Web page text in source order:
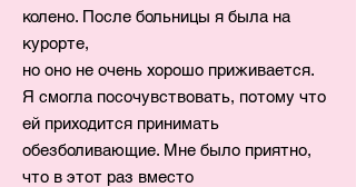
колено. После больницы я была на
курорте,
но оно не очень хорошо приживается.
Я смогла посочувствовать, потому что
ей приходится принимать
обезболивающие. Мне было приятно,
что в этот раз вместо